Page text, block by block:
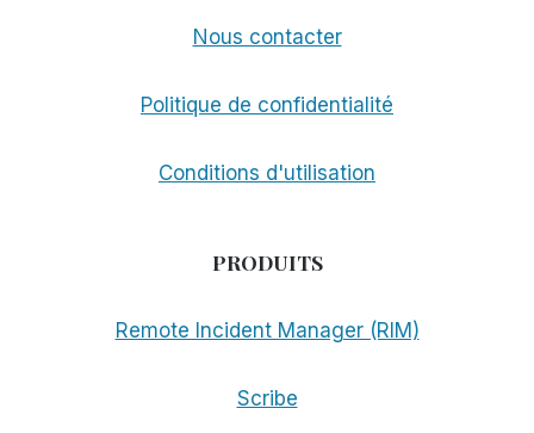
Nous contacter
Politique de confidentialité
Conditions d'utilisation
PRODUITS
Remote Incident Manager (RIM)
Scribe